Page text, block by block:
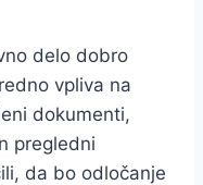
delo dobro
vpliva na
dokumenti,
pregledni
da bo odločanje